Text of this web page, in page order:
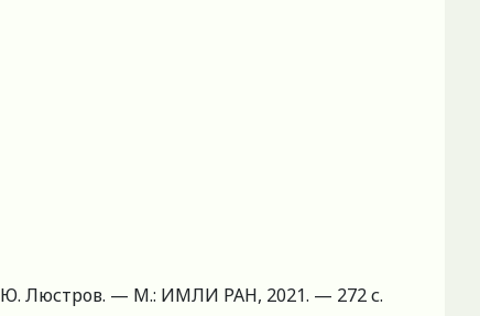
Люстров. — М.: ИМЛИ РАН, 2021. — 272 с.